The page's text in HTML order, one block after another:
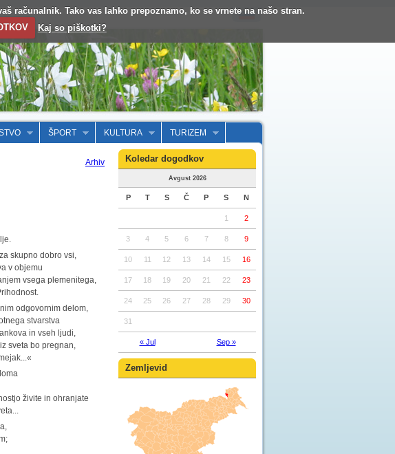
računalnik. Tako vas lahko prepoznamo, ko se vrnete na našo stran.
Kaj so piškotki?
ŠPORT KULTURA TURIZEM
Arhiv
skupno dobro vsi,
v objemu
vsega plemenitega,
odgovornim delom,
stvarstva
in vseh ljudi,
sveta bo pregnan,
živite in ohranjate
Koledar dogodkov
Avgust 2026
P T S Č P S N
« Jul Sep »
1 2
3 4 5 6 7 8 9
10 11 12 13 14 15 16
17 18 19 20 21 22 23
24 25 26 27 28 29 30
31
Zemljevid